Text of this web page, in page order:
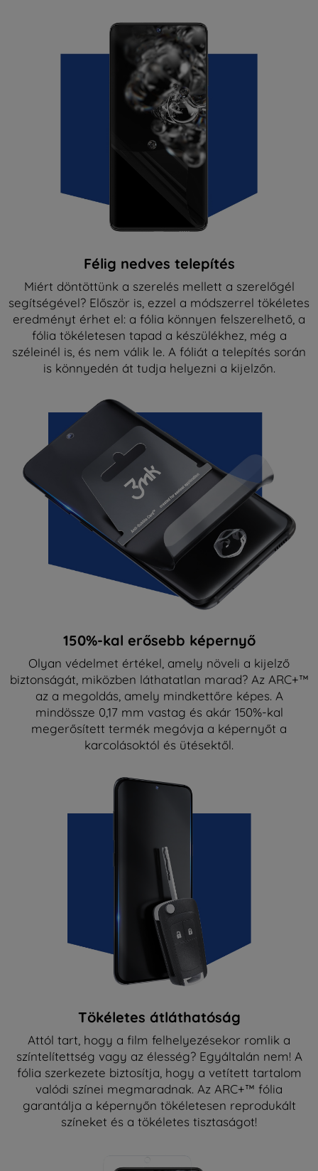
Félig nedves telepítés
Miért döntöttünk a szerelés mellett a szerelőgél
segítségével? Először is, ezzel a módszerrel tökéletes
eredményt érhet el: a fólia könnyen felszerelhető, a
fólia tökéletesen tapad a készülékhez, még a
széleinél is, és nem válik le. A fóliát a telepítés során
is könnyedén át tudja helyezni a kijelzőn.
150%-kal erősebb képernyő
Olyan védelmet értékel, amely növeli a kijelző
biztonságát, miközben láthatatlan marad? Az ARC+™
az a megoldás, amely mindkettőre képes. A
mindössze 0,17 mm vastag és akár 150%-kal
megerősített termék megóvja a képernyőt a
karcolásoktól és ütésektől.
Tökéletes átláthatóság
Attól tart, hogy a film felhelyezésekor romlik a
színtelítettség vagy az élesség? Egyáltalán nem! A
fólia szerkezete biztosítja, hogy a vetített tartalom
valódi színei megmaradnak. Az ARC+™ fólia
garantálja a képernyőn tökéletesen reprodukált
színeket és a tökéletes tisztaságot!